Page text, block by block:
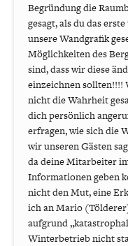
Begründung die
gesagt, als du das
unsere Wandgrafik
Möglichkeiten des
sind, dass wir diese
einzeichnen sollten!!!!
nicht die Wahrheit
dich persönlich
erfragen, wie sich die
wir unseren Gästen
da deine Mitarbeiter
Informationen geben
nicht den Mut, eine
ich an Mario
aufgrund
Winterbetrieb nicht